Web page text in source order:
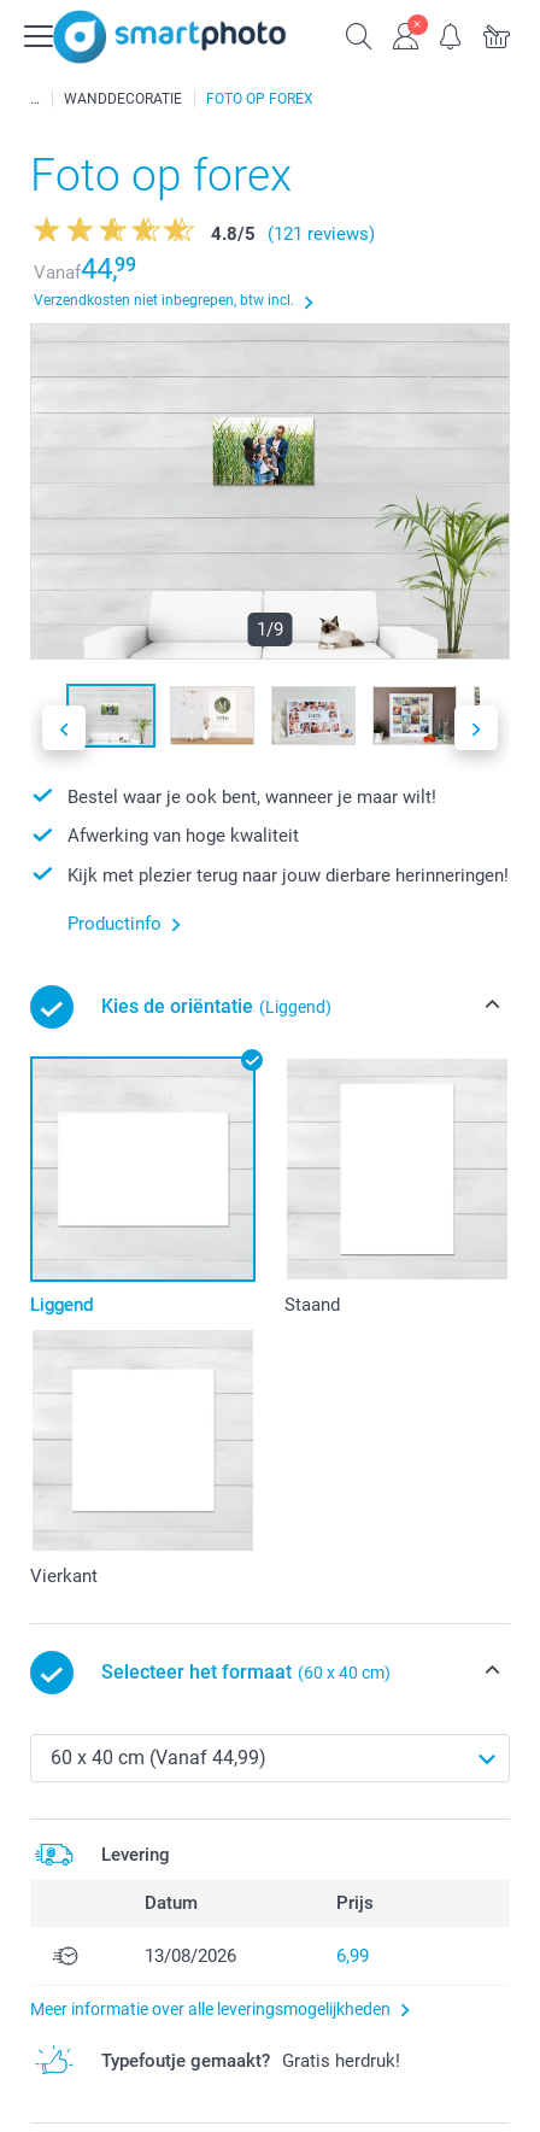
WANDDECORATIE FOTO OP FOREX
Foto op forex
4.8/5
(121 reviews)
Vanaf44,99
Verzendkosten niet inbegrepen, btw incl.
1/9
Bestel waar je ook bent, wanneer je maar wilt!
Afwerking van hoge kwaliteit
Kijk met plezier terug naar jouw dierbare herinneringen!
Productinfo
Kies de oriëntatie (Liggend)
Liggend Staand
Vierkant
Selecteer het formaat (60 x 40 cm)
Levering
Datum Prijs
13/08/2026 6,99
Meer informatie over alle leveringsmogelijkheden
Typefoutje gemaakt? Gratis herdruk!